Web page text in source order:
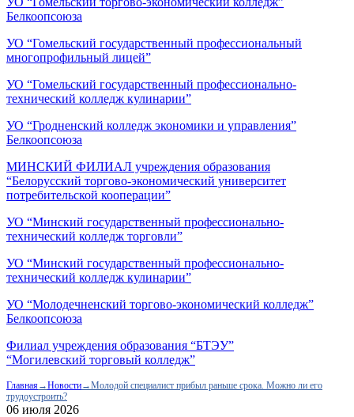
Белкоопсоюза
УО “Гомельский государственный профессиональный
многопрофильный лицей”
УО “Гомельский государственный профессионально-
технический колледж кулинарии”
УО “Гродненский колледж экономики и управления”
Белкоопсоюза
МИНСКИЙ ФИЛИАЛ учреждения образования
“Белорусский торгово-экономический университет
потребительской кооперации”
УО “Минский государственный профессионально-
технический колледж торговли”
УО “Минский государственный профессионально-
технический колледж кулинарии”
УО “Молодечненский торгово-экономический колледж”
Белкоопсоюза
Филиал учреждения образования “БТЭУ”
“Могилевский торговый колледж”
Главная→Новости→Молодой специалист прибыл раньше срока. Можно ли его
трудоустроить?
06 июля 2026